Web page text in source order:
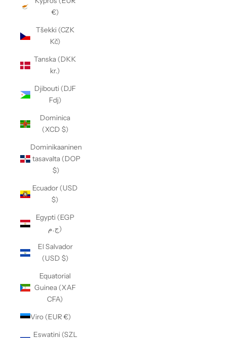
€)
Tšekki (CZK
Kč)
Tanska (DKK
kr.)
Djibouti (DJF
Fdj)
Dominica
(XCD $)
Dominikaaninen
tasavalta (DOP
$)
Ecuador (USD
$)
Egypti (EGP
ج.م)
El Salvador
(USD $)
Equatorial
Guinea (XAF
CFA)
Viro (EUR €)
Eswatini (SZL